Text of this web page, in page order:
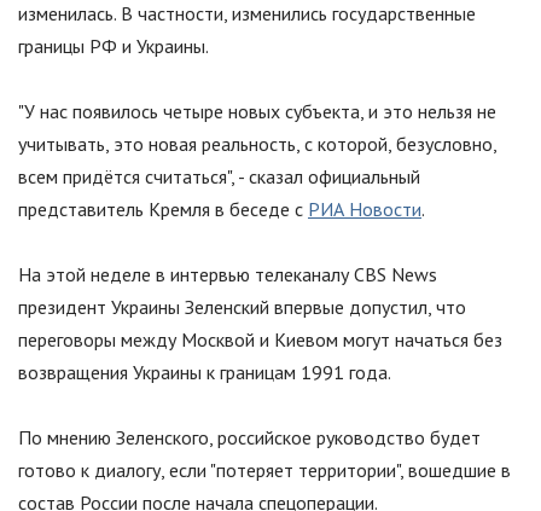
изменилась. В частности, изменились государственные
границы РФ и Украины.
"У нас появилось четыре новых субъекта, и это нельзя не
учитывать, это новая реальность, с которой, безусловно,
всем придётся считаться", - сказал официальный
представитель Кремля в беседе с РИА Новости.
На этой неделе в интервью телеканалу CBS News
президент Украины Зеленский впервые допустил, что
переговоры между Москвой и Киевом могут начаться без
возвращения Украины к границам 1991 года.
По мнению Зеленского, российское руководство будет
готово к диалогу, если "потеряет территории", вошедшие в
состав России после начала спецоперации.